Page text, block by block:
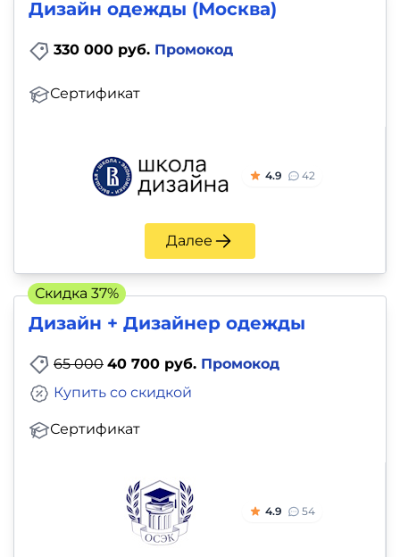
Дизайн одежды (Москва)
330 000 руб. Промокод
Сертификат
4.9 42
Далее
Дизайн + Дизайнер одежды
65 000 40 700 руб. Промокод
Сертификат
Купить со скидкой
4.9 54
Скидка 37%